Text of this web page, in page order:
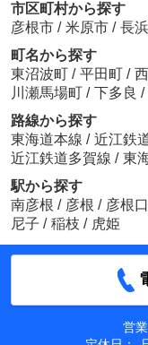
市区町村から探す
彦根市 / 米原市 / 長
町名から探す
東沼波町 / 平田町 /
川瀬馬場町 / 下多良 /
路線から探す
東海道本線 / 近江鉄
近江鉄道多賀線 / 東
駅から探す
南彦根 / 彦根 / 彦根口
尼子 / 稲枝 / 虎姫
営